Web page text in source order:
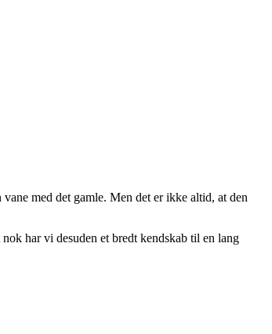
med det gamle. Men det er ikke altid, at den
har vi desuden et bredt kendskab til en lang